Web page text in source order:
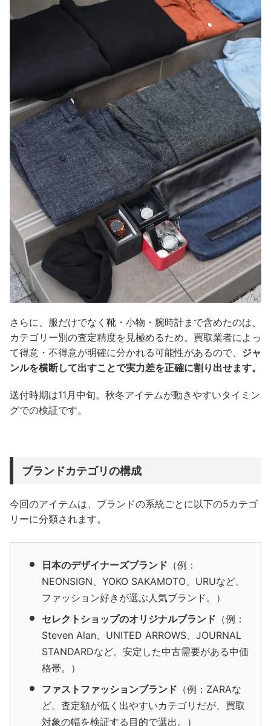
さらに、服だけでなく靴・小物・腕時計まで含めたのは、
カテゴリー別の査定精度を見極めるため。買取業者によっ
て得意・不得意が明確に分かれる可能性があるので、 ジャ
ンルを横断して出すことで実力差を正確に割り出せます。
送付時期は11月中旬。秋冬アイテムが動きやすいタイミン
グでの検証です。
ブランドカテゴリの構成
今回のアイテムは、ブランドの系統ごとに以下の5カテゴ
リーに分類されます。
日本のデザイナーズブランド （例：
NEONSIGN、YOKO SAKAMOTO、URUなど。
ファッション好きが選ぶ人気ブランド。）
セレクトショップのオリジナルブランド （例：
Steven Alan、UNITED ARROWS、JOURNAL
STANDARDなど。安定した中古需要がある中価
格帯。）
ファストファッションブランド （例：ZARAな
ど。査定額が低く出やすいカテゴリだが、買取
対象の幅を検証する目的で選出。）